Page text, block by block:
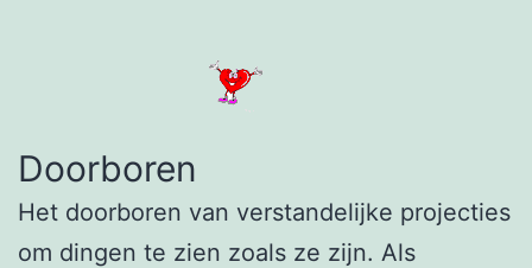
Doorboren
Het doorboren van verstandelijke projecties
om dingen te zien zoals ze zijn. Als